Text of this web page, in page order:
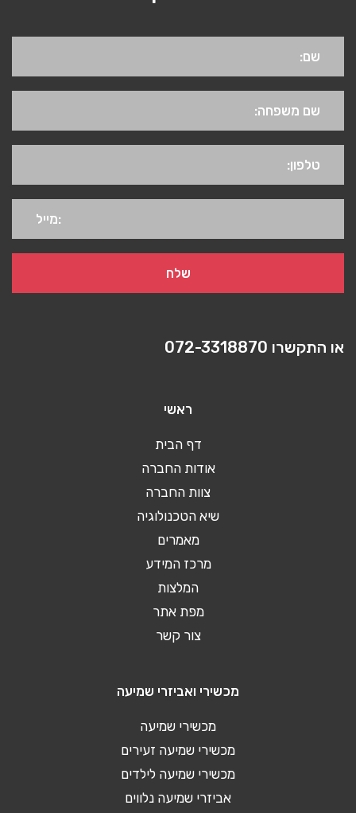
או התקשרו 072-3318870
ראשי
דף הבית
אודות החברה
צוות החברה
שיא הטכנולוגיה
מאמרים
מרכז המידע
המלצות
מפת אתר
צור קשר
מכשירי ואביזרי שמיעה
מכשירי שמיעה
מכשירי שמיעה זעירים
מכשירי שמיעה לילדים
אביזרי שמיעה נלווים